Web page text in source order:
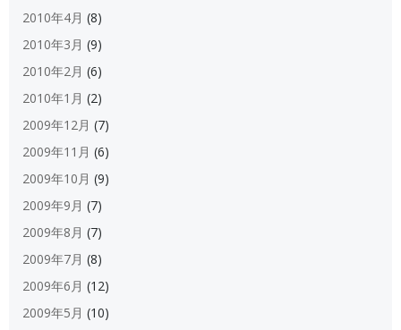
2010年4月 (8)
2010年3月 (9)
2010年2月 (6)
2010年1月 (2)
2009年12月 (7)
2009年11月 (6)
2009年10月 (9)
2009年9月 (7)
2009年8月 (7)
2009年7月 (8)
2009年6月 (12)
2009年5月 (10)